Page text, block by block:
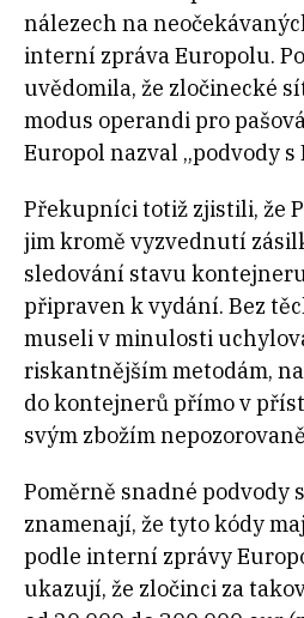
nálezech na
interní zpráva Europolu.
uvědomila, že zločinecké
modus operandi pro
Europol nazval „podvody s
Překupníci totiž zjistili, že
jim kromě vyzvednutí
sledování stavu
připraven k vydání. Bez
museli v minulosti
riskantnějším metodám,
do kontejnerů přímo v
svým zbožím
Poměrně snadné podvody
znamenají, že tyto kódy
podle interní zprávy
ukazují, že zločinci za